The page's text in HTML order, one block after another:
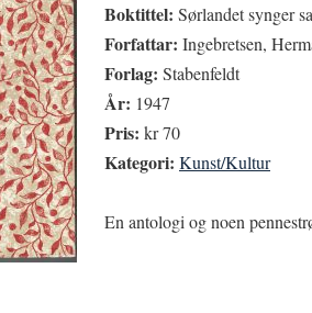
Boktittel: Sørlandet synger
Forfattar: Ingebretsen,
Forlag: Stabenfeldt
År: 1947
Pris: kr 70
Kategori: Kunst/Kultur
En antologi og noen